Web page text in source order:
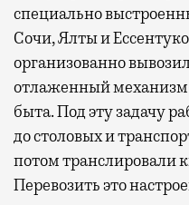
специально
Сочи, Ялты и
организованно
отлаженный
быта. Под эту задачу
до столовых и
потом транслировали
Перевозить это